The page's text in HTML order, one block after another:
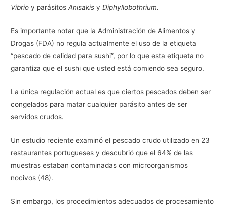
Vibrio y parásitosAnisakis yDiphyllobothrium.
Es importante notar que la Administración de Alimentos y
Drogas (FDA) no regula actualmente el uso de la etiqueta
“pescado de calidad para sushi”, por lo que esta etiqueta no
garantiza que el sushi que usted está comiendo sea seguro.
La única regulación actual es que ciertos pescados deben ser
congelados para matar cualquier parásito antes de ser
servidos crudos.
Un estudio reciente examinó el pescado crudo utilizado en 23
restaurantes portugueses y descubrió que el 64% de las
muestras estaban contaminadas con microorganismos
nocivos (48).
Sin embargo, los procedimientos adecuados de procesamiento